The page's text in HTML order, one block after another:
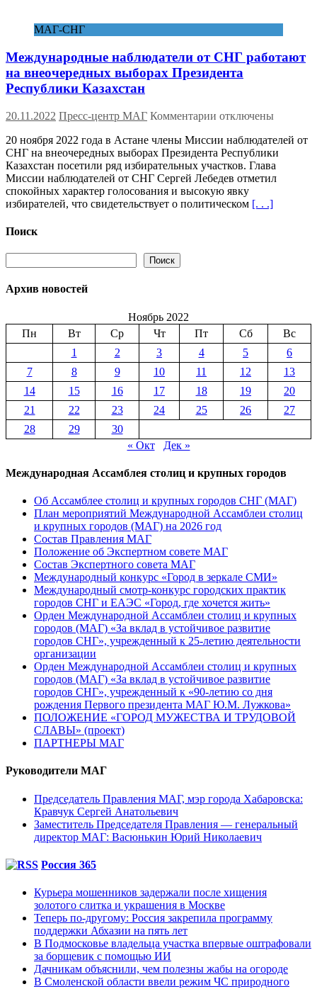
МАГ-СНГ
Международные наблюдатели от СНГ работают
на внеочередных выборах Президента
Республики Казахстан
20.11.2022 Пресс-центр МАГ Комментарии к
Международные
наблюдатели
от
СНГ
работают
на
отключены
20 ноября 2022 года в Астане члены Миссии наблюдателей от
СНГ на внеочередных выборах Президента Республики
Казахстан посетили ряд избирательных участков. Глава
Миссии наблюдателей от СНГ Сергей Лебедев отметил
спокойных характер голосования и высокую явку
избирателей, что свидетельствует о политическом [. . .]
Поиск
Поиск
Архив новостей
Ноябрь 2022
Пн
Вт Ср Чт Пт Сб
Вс
1
2 3 4 5
6
7
8 9 10 11 12
13
14
15 16 17 18 19
20
21
22 23 24 25 26
27
28
29
30
« Окт
Дек »
Международная Ассамблея столиц и крупных городов
Об Ассамблее столиц и крупных городов СНГ (МАГ)
План мероприятий Международной Ассамблеи столиц
и крупных городов (МАГ) на 2026 год
Состав Правления МАГ
Положение об Экспертном совете МАГ
Состав Экспертного совета МАГ
Международный конкурс «Город в зеркале СМИ»
Международный смотр-конкурс городских практик
городов СНГ и ЕАЭС «Город, где хочется жить»
Орден Международной Ассамблеи столиц и крупных
городов (МАГ) «За вклад в устойчивое развитие
городов СНГ», учрежденный к 25-летию деятельности
организации
Орден Международной Ассамблеи столиц и крупных
городов (МАГ) «За вклад в устойчивое развитие
городов СНГ», учрежденный к «90-летию со дня
рождения Первого президента МАГ Ю.М. Лужкова»
ПОЛОЖЕНИЕ «ГОРОД МУЖЕСТВА И ТРУДОВОЙ
СЛАВЫ» (проект)
ПАРТНЕРЫ МАГ
Руководители МАГ
Председатель Правления МАГ, мэр города Хабаровска:
Кравчук Сергей Анатольевич
Заместитель Председателя Правления — генеральный
директор МАГ: Васюнькин Юрий Николаевич
Россия 365
Курьера мошенников задержали после хищения
золотого слитка и украшения в Москве
Теперь по-другому: Россия закрепила программу
поддержки Абхазии на пять лет
В Подмосковье владельца участка впервые оштрафовали
за борщевик с помощью ИИ
Дачникам объяснили, чем полезны жабы на огороде
В Смоленской области ввели режим ЧС природного